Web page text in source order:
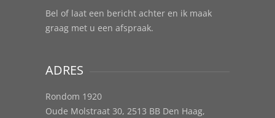
Bel of laat een bericht achter en ik maak
graag met u een afspraak.
ADRES
Rondom 1920
Oude Molstraat 30, 2513 BB Den Haag,